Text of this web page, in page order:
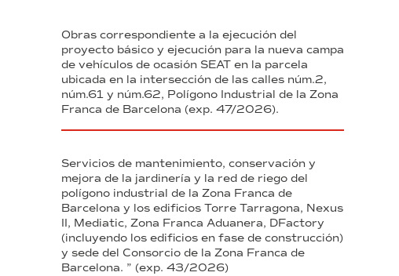
Obras correspondiente a la ejecución del
proyecto básico y ejecución para la nueva campa
de vehículos de ocasión SEAT en la parcela
ubicada en la intersección de las calles núm.2,
núm.61 y núm.62, Polígono Industrial de la Zona
Franca de Barcelona (exp. 47/2026).
Servicios de mantenimiento, conservación y
mejora de la jardinería y la red de riego del
polígono industrial de la Zona Franca de
Barcelona y los edificios Torre Tarragona, Nexus
II, Mediatic, Zona Franca Aduanera, DFactory
(incluyendo los edificios en fase de construcción)
y sede del Consorcio de la Zona Franca de
Barcelona. ” (exp. 43/2026)